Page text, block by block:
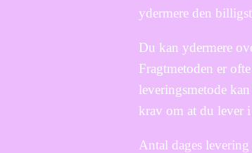
ydermere den
Du kan ydermere
Fragtmetoden er
leveringsmetode
krav om at du lever
Antal dages